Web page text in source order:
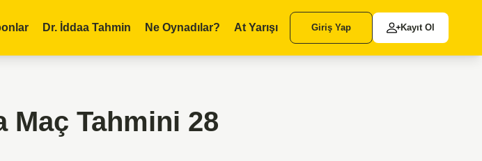
Dr. İddaa Tahmin Ne Oynadılar? At Yarışı Giriş Yap Kayıt Ol
Tahmini 28